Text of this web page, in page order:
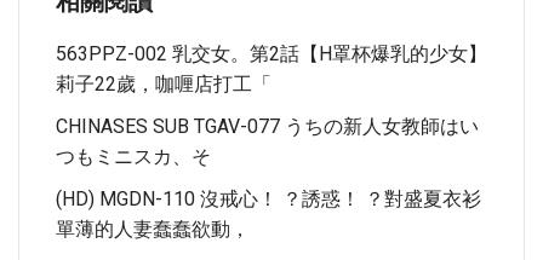
563PPZ-002 乳交女。第2話【H罩杯爆乳的少女】
莉子22歲，咖喱店打工「
CHINASES SUB TGAV-077 うちの新人女教師はい
つもミニスカ、そ
(HD) MGDN-110 沒戒心！ ？誘惑！ ？對盛夏衣衫
單薄的人妻蠢蠢欲動，